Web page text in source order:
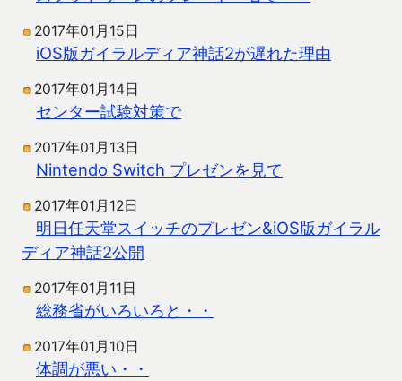
2017年01月15日
iOS版ガイラルディア神話2が遅れた理由
2017年01月14日
センター試験対策で
2017年01月13日
Nintendo Switch プレゼンを見て
2017年01月12日
明日任天堂スイッチのプレゼン&iOS版ガイラル
ディア神話2公開
2017年01月11日
総務省がいろいろと・・
2017年01月10日
体調が悪い・・